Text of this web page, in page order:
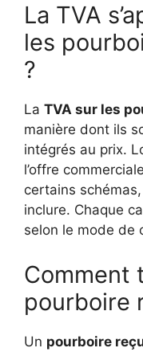
La TVA
les
?
La TVA sur les
manière dont ils
intégrés au prix.
l’offre
certains
inclure. Chaque
selon le mode de
Comment
pourboire
Un pourboire